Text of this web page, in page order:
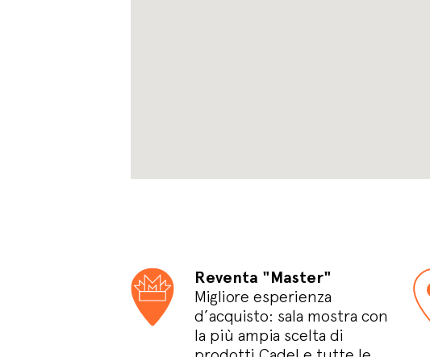
Reventa "Master"
Migliore esperienza
d’acquisto: sala mostra con
la più ampia scelta di